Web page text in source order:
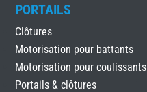
PORTAILS
Clôtures
Motorisation pour battants
Motorisation pour coulissants
Portails & clôtures